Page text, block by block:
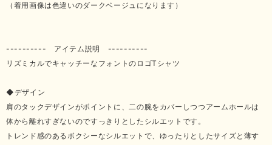
（着用画像は色違いのダークベージュになります）
---------- アイテム説明 ----------
リズミカルでキャッチーなフォントのロゴTシャツ
◆デザイン
肩のタックデザインがポイントに、二の腕をカバーしつつアームホールは
体から離れすぎないのですっきりとしたシルエットです。
トレンド感のあるボクシーなシルエットで、ゆったりとしたサイズと薄す